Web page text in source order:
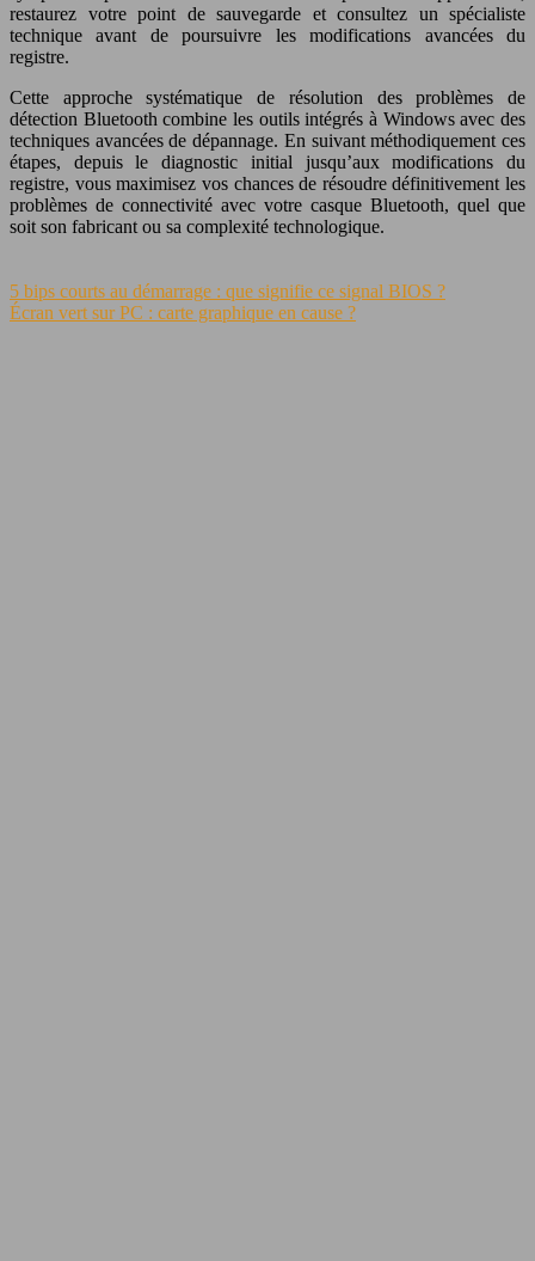
restaurez votre point de sauvegarde et consultez un spécialiste
technique avant de poursuivre les modifications avancées du
registre.
Cette approche systématique de résolution des problèmes de
détection Bluetooth combine les outils intégrés à Windows avec des
techniques avancées de dépannage. En suivant méthodiquement ces
étapes, depuis le diagnostic initial jusqu’aux modifications du
registre, vous maximisez vos chances de résoudre définitivement les
problèmes de connectivité avec votre casque Bluetooth, quel que
soit son fabricant ou sa complexité technologique.
5 bips courts au démarrage : que signifie ce signal BIOS ?
Écran vert sur PC : carte graphique en cause ?